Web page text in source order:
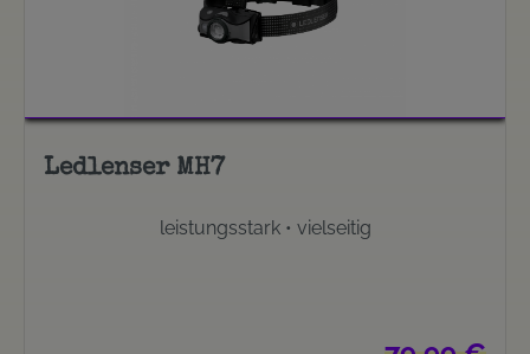
Ledlenser MH7
leistungsstark • vielseitig
Regulärer